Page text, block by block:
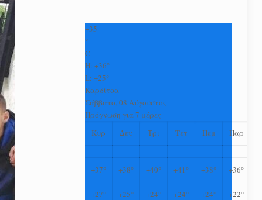
+35
°
C
H:+36°
L:+25°
Καρδίτσα
Σάββατο, 08 Αύγουστος
Πρόγνωση για 7 μέρες
Κυρ
Δευ Τρι Τετ Πεμ Παρ
+37° +38° +40° +41° +38° +36°
+27° +25° +24° +24° +24° +22°